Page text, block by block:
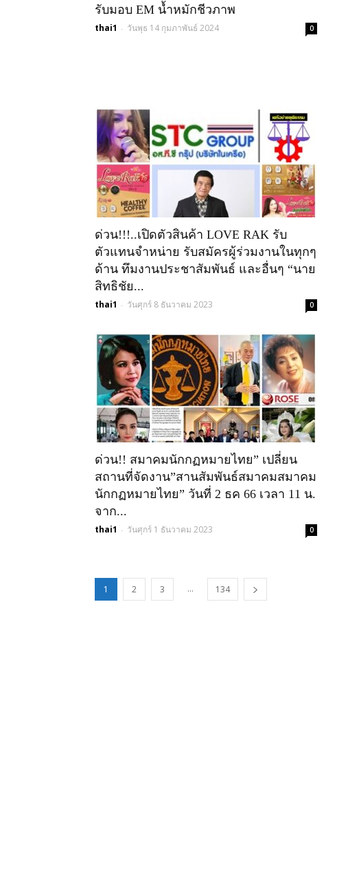
รับมอบ EM น้ำหมักชีวภาพ
thai1 - วันพุธ 14 กุมภาพันธ์ 2024 0
ด่วน!!!..เปิดตัวสินค้า LOVE RAK รับ
ตัวแทนจำหน่าย รับสมัครผู้ร่วมงานในทุกๆ
ด้าน ทึมงานประชาสัมพันธ์ และอื่นๆ “นาย
สิทธิชัย...
thai1 - วันศุกร์ 8 ธันวาคม 2023 0
ด่วน!! สมาคมนักกฏหมายไทย” เปลี่ยน
สถานที่จัดงาน”สานสัมพันธ์สมาคมสมาคม
นักกฏหมายไทย” วันที่ 2 ธค 66 เวลา 11 น.
จาก...
thai1 - วันศุกร์ 1 ธันวาคม 2023 0
1 2 3 ... 134